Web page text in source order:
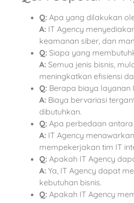
Q: Apa yang dilakukan
A: IT Agency
keamanan siber, dan
Q: Siapa yang
A: Semua jenis bisnis,
meningkatkan efisiensi
Q: Berapa biaya layanan
A: Biaya bervariasi
dibutuhkan.
Q: Apa perbedaan
A: IT Agency
mempekerjakan tim IT
Q: Apakah IT Agency
A: Ya, IT Agency dapat
kebutuhan bisnis.
Q: Apakah IT Agency